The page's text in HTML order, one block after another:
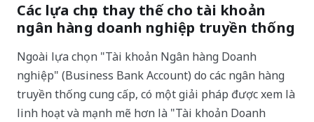
Các lựa chọn thay thế cho tài khoản
ngân hàng doanh nghiệp truyền thống
Ngoài lựa chọn "Tài khoản Ngân hàng Doanh
nghiệp" (Business Bank Account) do các ngân hàng
truyền thống cung cấp, có một giải pháp được xem là
linh hoạt và mạnh mẽ hơn là "Tài khoản Doanh